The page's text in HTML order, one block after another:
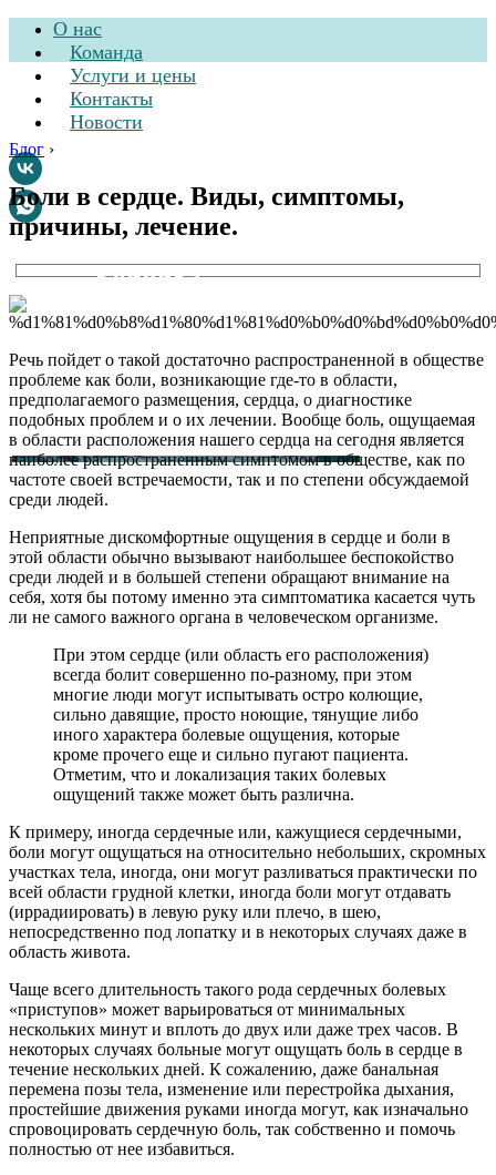
О нас
Команда
Услуги и цены
Контакты
Новости
Стоматологическая
клиника
Блог ›
Боли в сердце. Виды, симптомы,
причины, лечение.
Речь пойдет о такой достаточно распространенной в обществе
проблеме как боли, возникающие где-то в области,
предполагаемого размещения, сердца, о диагностике
подобных проблем и о их лечении. Вообще боль, ощущаемая
в области расположения нашего сердца на сегодня является
наиболее распространенным симптомом в обществе, как по
частоте своей встречаемости, так и по степени обсуждаемой
среди людей.
Неприятные дискомфортные ощущения в сердце и боли в
этой области обычно вызывают наибольшее беспокойство
среди людей и в большей степени обращают внимание на
себя, хотя бы потому именно эта симптоматика касается чуть
ли не самого важного органа в человеческом организме.
При этом сердце (или область его расположения)
всегда болит совершенно по-разному, при этом
многие люди могут испытывать остро колющие,
сильно давящие, просто ноющие, тянущие либо
иного характера болевые ощущения, которые
кроме прочего еще и сильно пугают пациента.
Отметим, что и локализация таких болевых
ощущений также может быть различна.
К примеру, иногда сердечные или, кажущиеся сердечными,
боли могут ощущаться на относительно небольших, скромных
участках тела, иногда, они могут разливаться практически по
всей области грудной клетки, иногда боли могут отдавать
(иррадиировать) в левую руку или плечо, в шею,
непосредственно под лопатку и в некоторых случаях даже в
область живота.
Чаще всего длительность такого рода сердечных болевых
«приступов» может варьироваться от минимальных
нескольких минут и вплоть до двух или даже трех часов. В
некоторых случаях больные могут ощущать боль в сердце в
течение нескольких дней. К сожалению, даже банальная
перемена позы тела, изменение или перестройка дыхания,
простейшие движения руками иногда могут, как изначально
спровоцировать сердечную боль, так собственно и помочь
полностью от нее избавиться.